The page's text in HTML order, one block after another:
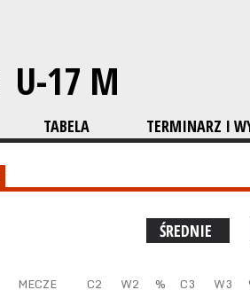
U-17 M
TABELA TERMINARZ I
ŚREDNIE
MECZE C2 W2 % C3 W3